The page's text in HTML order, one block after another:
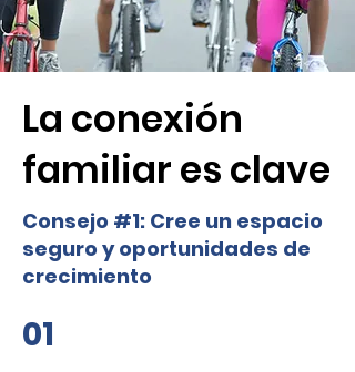
La conexión
familiar es clave
​Consejo #1: Cree un espacio
seguro y oportunidades de
crecimiento
01